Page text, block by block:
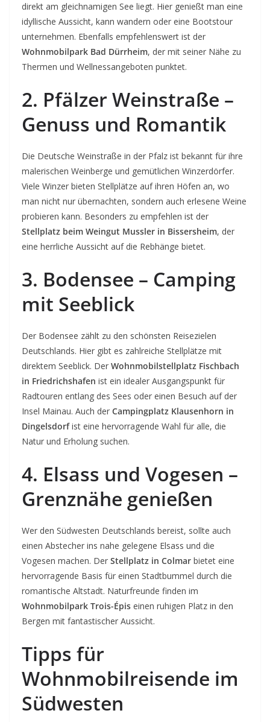
direkt am gleichnamigen See liegt. Hier genießt man eine
idyllische Aussicht, kann wandern oder eine Bootstour
unternehmen. Ebenfalls empfehlenswert ist der
Wohnmobilpark Bad Dürrheim, der mit seiner Nähe zu
Thermen und Wellnessangeboten punktet.
2. Pfälzer Weinstraße –
Genuss und Romantik
Die Deutsche Weinstraße in der Pfalz ist bekannt für ihre
malerischen Weinberge und gemütlichen Winzerdörfer.
Viele Winzer bieten Stellplätze auf ihren Höfen an, wo
man nicht nur übernachten, sondern auch erlesene Weine
probieren kann. Besonders zu empfehlen ist der
Stellplatz beim Weingut Mussler in Bissersheim, der
eine herrliche Aussicht auf die Rebhänge bietet.
3. Bodensee – Camping
mit Seeblick
Der Bodensee zählt zu den schönsten Reisezielen
Deutschlands. Hier gibt es zahlreiche Stellplätze mit
direktem Seeblick. Der Wohnmobilstellplatz Fischbach
in Friedrichshafen ist ein idealer Ausgangspunkt für
Radtouren entlang des Sees oder einen Besuch auf der
Insel Mainau. Auch der Campingplatz Klausenhorn in
Dingelsdorfist eine hervorragende Wahl für alle, die
Natur und Erholung suchen.
4. Elsass und Vogesen –
Grenznähe genießen
Wer den Südwesten Deutschlands bereist, sollte auch
einen Abstecher ins nahe gelegene Elsass und die
Vogesen machen. Der Stellplatz in Colmar bietet eine
hervorragende Basis für einen Stadtbummel durch die
romantische Altstadt. Naturfreunde finden im
Wohnmobilpark Trois-Épis einen ruhigen Platz in den
Bergen mit fantastischer Aussicht.
Tipps für
Wohnmobilreisende im
Südwesten